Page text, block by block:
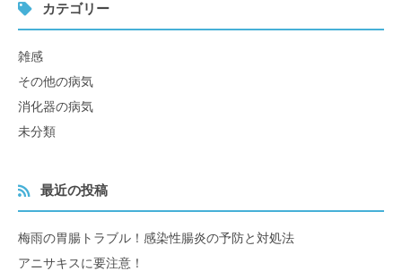
カテゴリー
雑感
その他の病気
消化器の病気
未分類
最近の投稿
梅雨の胃腸トラブル！感染性腸炎の予防と対処法
アニサキスに要注意！